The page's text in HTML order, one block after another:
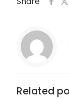
Related